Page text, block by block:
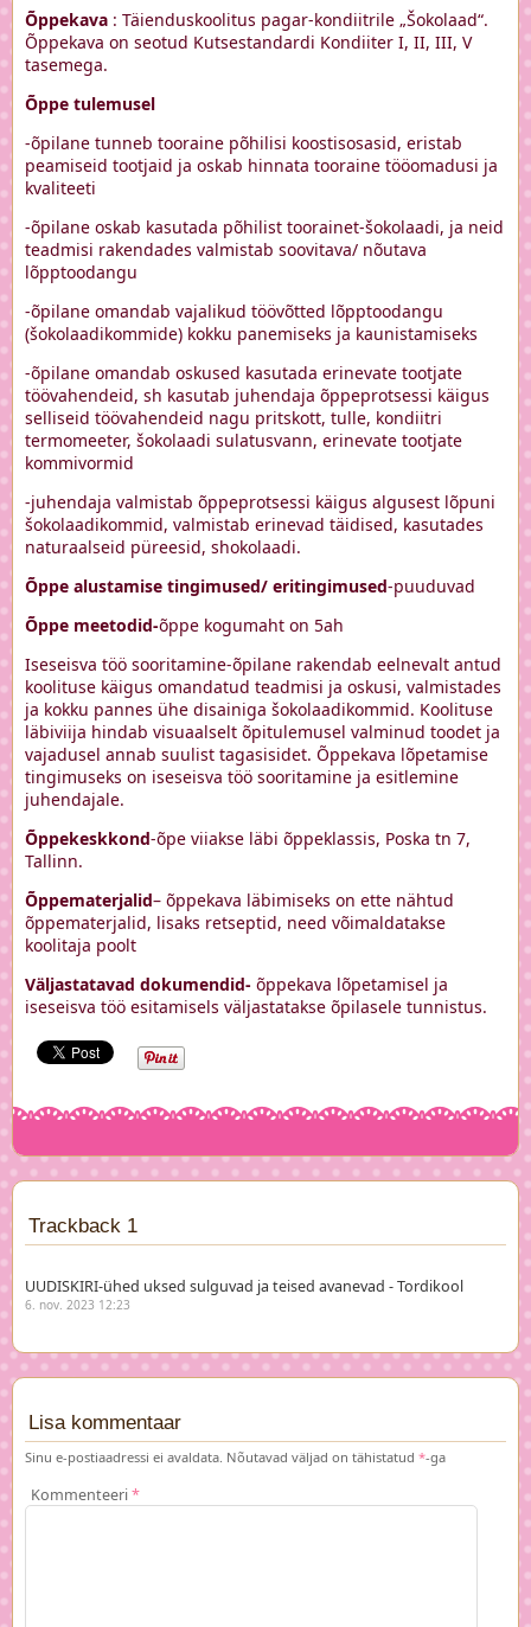
Õppekava : Täienduskoolitus pagar-kondiitrile „Šokolaad“.
Õppekava on seotud Kutsestandardi Kondiiter I, II, III, V
tasemega.
Õppe tulemusel
-õpilane tunneb tooraine põhilisi koostisosasid, eristab
peamiseid tootjaid ja oskab hinnata tooraine tööomadusi ja
kvaliteeti
-õpilane oskab kasutada põhilist toorainet-šokolaadi, ja neid
teadmisi rakendades valmistab soovitava/ nõutava
lõpptoodangu
-õpilane omandab vajalikud töövõtted lõpptoodangu
(šokolaadikommide) kokku panemiseks ja kaunistamiseks
-õpilane omandab oskused kasutada erinevate tootjate
töövahendeid, sh kasutab juhendaja õppeprotsessi käigus
selliseid töövahendeid nagu pritskott, tulle, kondiitri
termomeeter, šokolaadi sulatusvann, erinevate tootjate
kommivormid
-juhendaja valmistab õppeprotsessi käigus algusest lõpuni
šokolaadikommid, valmistab erinevad täidised, kasutades
naturaalseid püreesid, shokolaadi.
Õppe alustamise tingimused/ eritingimused-puuduvad
Õppe meetodid-õppe kogumaht on 5ah
Iseseisva töö sooritamine-õpilane rakendab eelnevalt antud
koolituse käigus omandatud teadmisi ja oskusi, valmistades
ja kokku pannes ühe disainiga šokolaadikommid. Koolituse
läbiviija hindab visuaalselt õpitulemusel valminud toodet ja
vajadusel annab suulist tagasisidet. Õppekava lõpetamise
tingimuseks on iseseisva töö sooritamine ja esitlemine
juhendajale.
Õppekeskkond-õpe viiakse läbi õppeklassis, Poska tn 7,
Tallinn.
Õppematerjalid– õppekava läbimiseks on ette nähtud
õppematerjalid, lisaks retseptid, need võimaldatakse
koolitaja poolt
Väljastatavad dokumendid- õppekava lõpetamisel ja
iseseisva töö esitamisels väljastatakse õpilasele tunnistus.
Trackback 1
UUDISKIRI-ühed uksed sulguvad ja teised avanevad - Tordikool
6. nov. 2023 12:23
Lisa kommentaar
Sinu e-postiaadressi ei avaldata. Nõutavad väljad on tähistatud *-ga
Kommenteeri*